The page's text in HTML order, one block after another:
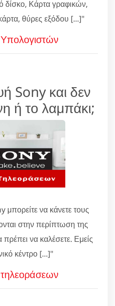
δίσκο, Κάρτα γραφικών,
θύρες εξόδου [...]"
Sony και δεν
ή το λαμπάκι;
να κάνετε τους
στην περίπτωση της
να καλέσετε. Εμείς
κέντρο [...]"